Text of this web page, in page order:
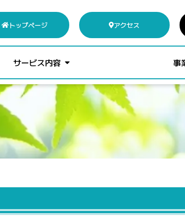
トップページ アクセス
サービス内容 事